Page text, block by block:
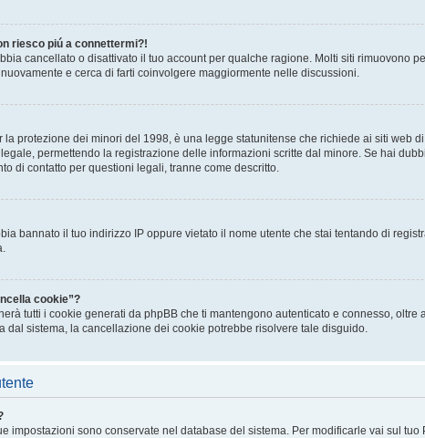
riesco piú a connettermi?!
cancellato o disattivato il tuo account per qualche ragione. Molti siti
e cerca di farti coinvolgere maggiormente nelle discussioni.
la protezione dei minori del 1998, è una legge statunitense che richiede ai siti
permettendo la registrazione delle informazioni scritte dal minore. Se hai
di contatto per questioni legali, tranne come descritto.
bannato il tuo indirizzo IP oppure vietato il nome utente che stai tentando di
cookie”?
tutti i cookie generati da phpBB che ti mantengono autenticato e connesso,
dal sistema, la cancellazione dei cookie potrebbe risolvere tale disguido.
impostazioni sono conservate nel database del sistema. Per modificarle vai sul